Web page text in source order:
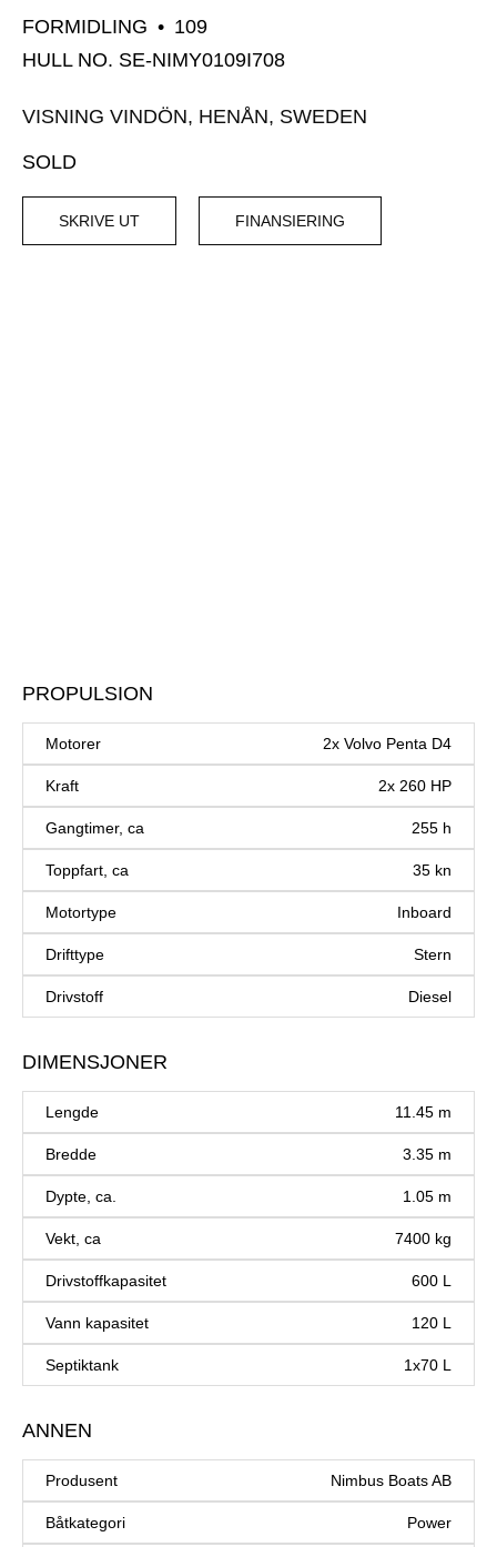
FORMIDLING • 109
HULL NO. SE-NIMY0109I708
VISNING VINDÖN, HENÅN, SWEDEN
SOLD
SKRIVE UT FINANSIERING
PROPULSION
Motorer 2x Volvo Penta D4
Kraft 2x 260 HP
Gangtimer, ca 255 h
Toppfart, ca 35 kn
Motortype Inboard
Drifttype Stern
Drivstoff Diesel
DIMENSJONER
Lengde 11.45 m
Bredde 3.35 m
Dypte, ca. 1.05 m
Vekt, ca 7400 kg
Drivstoffkapasitet 600 L
Vann kapasitet 120 L
Septiktank 1x70 L
ANNEN
Produsent Nimbus Boats AB
Båtkategori Power